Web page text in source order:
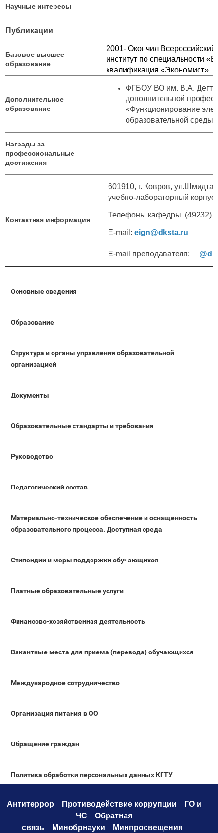
Основные сведения
Образование
Структура и органы управления образовательной
организацией
Документы
Образовательные стандарты и требования
Руководство
Педагогический состав
Материально-техническое обеспечение и оснащенность
образовательного процесса. Доступная среда
Стипендии и меры поддержки обучающихся
Платные образовательные услуги
Финансово-хозяйственная деятельность
Вакантные места для приема (перевода) обучающихся
Международное сотрудничество
Организация питания в ОО
Обращение граждан
Политика обработки персональных данных КГТУ
Научные интересы
Публикации
Базовое высшее
образование
2001- Окончил
институт по специальности
квалификация «Экономист»
Дополнительное
образование
ФГБОУ ВО им. В.А.
дополнительной
«Функционирование
образовательной среды
Награды за
профессиональные
достижения
Контактная информация
601910, г. Ковров, ул.Шмидта,
учебно-лабораторный
Телефоны кафедры: (49232)
E-mail: eign@dksta.ru
E-mail преподавателя:
Антитеррор Противодействие коррупции
ГО и
ЧС
Обратная
связь
Минобрнауки Минпросвещения